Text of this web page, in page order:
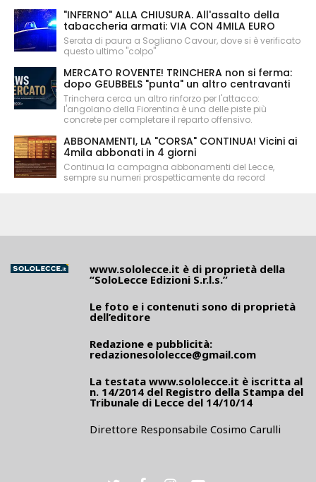
"INFERNO" ALLA CHIUSURA. All'assalto della
tabaccheria armati: VIA CON 4MILA EURO
Serata di paura a Sogliano Cavour, dove si è verificato
questo ultimo "colpo"
MERCATO ROVENTE! TRINCHERA non si ferma:
dopo GEUBBELS "punta" un altro centravanti
Trinchera cerca un altro rinforzo per l'attacco:
l'angolano della Fiorentina è una delle piste più
concrete per completare il reparto offensivo.
ABBONAMENTI, LA "CORSA" CONTINUA! Vicini ai
4mila abbonati in 4 giorni
Continua la campagna abbonamenti del Lecce,
sempre su numeri prospetticamente da record
www.sololecce.it è di proprietà della
“SoloLecce Edizioni S.r.l.s.”
Le foto e i contenuti sono di proprietà
dell’editore
Redazione e pubblicità:
redazionesololecce@gmail.com
La testata www.sololecce.it è iscritta al
n. 14/2014 del Registro della Stampa del
Tribunale di Lecce del 14/10/14
Direttore Responsabile Cosimo Carulli